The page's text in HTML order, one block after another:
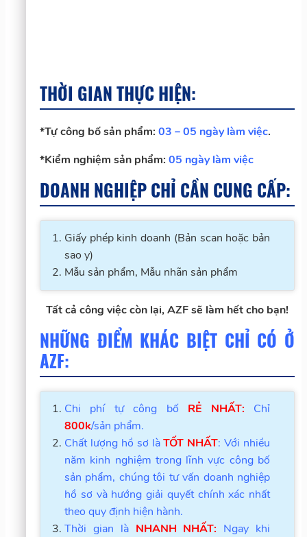
THỜI GIAN THỰC HIỆN:
*Tự công bố sản phẩm: 03 – 05 ngày làm việc.
*Kiểm nghiệm sản phẩm: 05 ngày làm việc
DOANH NGHIỆP CHỈ CẦN CUNG CẤP:
Giấy phép kinh doanh (Bản scan hoặc bản
sao y)
Mẫu sản phẩm, Mẫu nhãn sản phẩm
Tất cả công việc còn lại, AZF sẽ làm hết cho bạn!
NHỮNG ĐIỂM KHÁC BIỆT CHỈ CÓ Ở
AZF:
Chi phí tự công bố RẺ NHẤT: Chỉ
800k/sản phẩm.
Chất lượng hồ sơ làTỐT NHẤT: Với nhiều
năm kinh nghiệm trong lĩnh vực công bố
sản phẩm, chúng tôi tư vấn doanh nghiệp
hồ sơ và hướng giải quyết chính xác nhất
theo quy định hiện hành.
Thời gian là NHANH NHẤT: Ngay khi